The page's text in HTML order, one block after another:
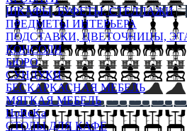
ШКАФЫ, БУФЕТЫ, СТЕЛЛАЖИ
ПРЕДМЕТЫ ИНТЕРЬЕРА
ПОДСТАВКИ, ЦВЕТОЧНИЦЫ,
КОНСОЛИ
БЮРО
СУНДУКИ
БЕСКАРКАСНАЯ МЕБЕЛЬ
МЯГКАЯ МЕБЕЛЬ
HoReKa
СТОЛЫ ДЛЯ КАФЕ